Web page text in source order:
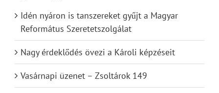
Idén nyáron is tanszereket gyűjt a Magyar
Református Szeretetszolgálat
Nagy érdeklődés övezi a Károli képzéseit
Vasárnapi üzenet – Zsoltárok 149